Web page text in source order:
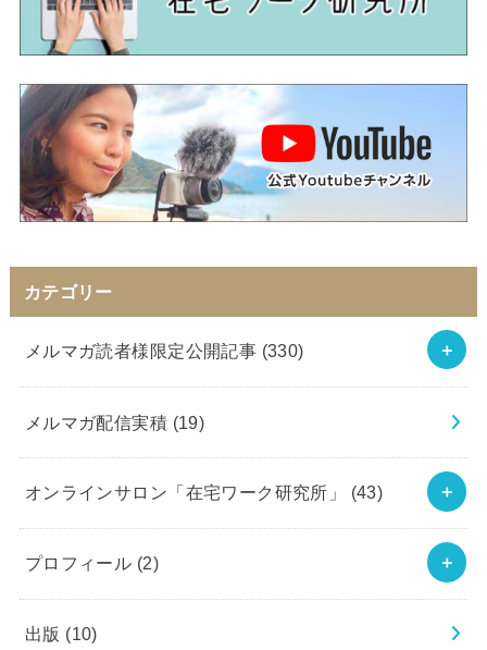
カテゴリー
メルマガ読者様限定公開記事 (330)
メルマガ配信実積 (19)
オンラインサロン「在宅ワーク研究所」 (43)
プロフィール (2)
出版 (10)